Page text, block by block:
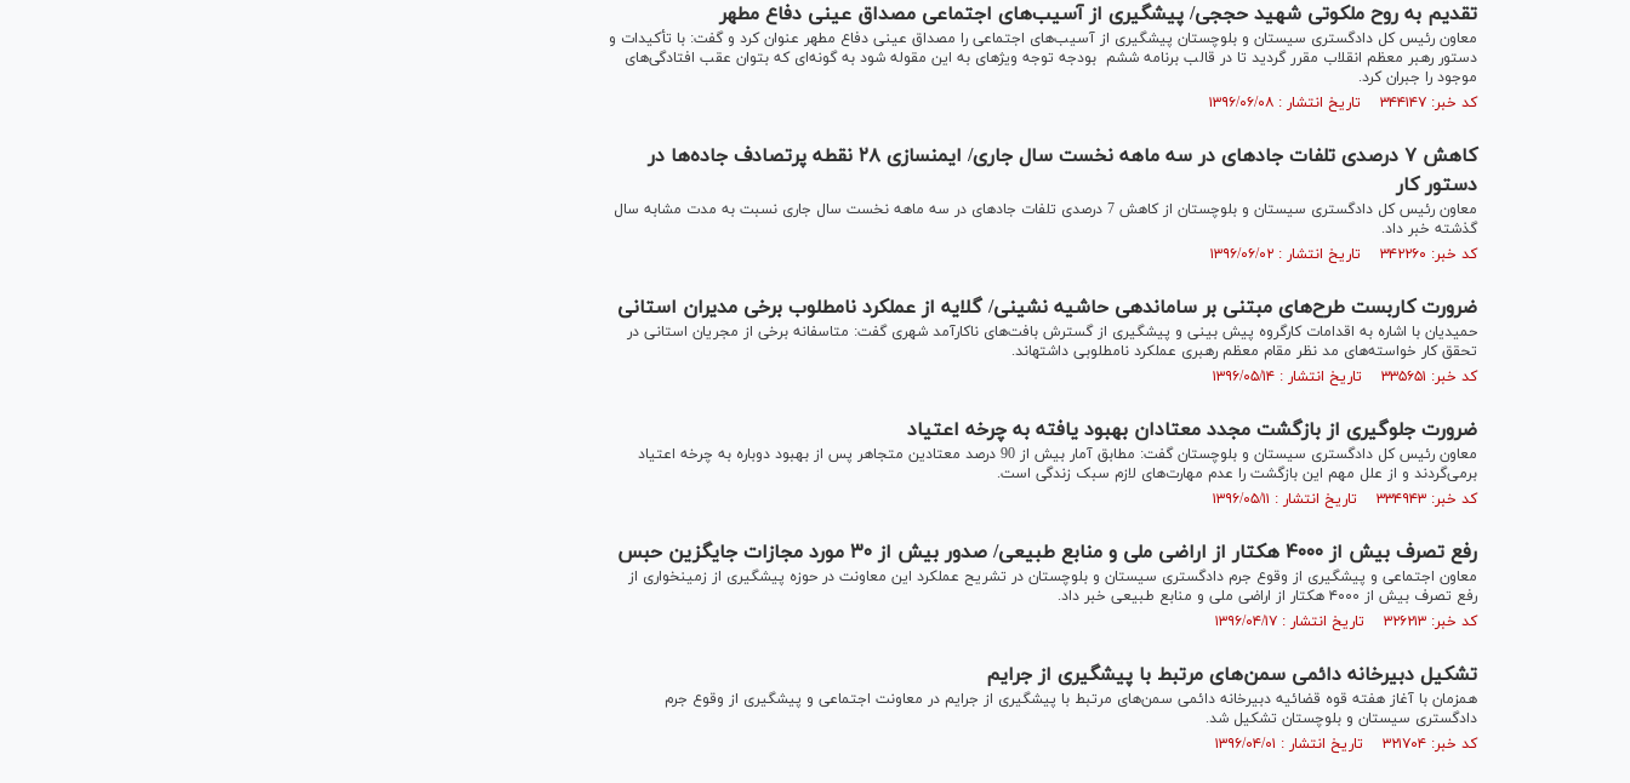
تقدیم به روح ملکوتی شهید حججی/ پیشگیری از آسیب‌های اجتماعی مصداق عینی دفاع مطهر
معاون رئیس کل دادگستری سیستان و بلوچستان پیشگیری از آسیب‌های اجتماعی را مصداق عینی دفاع مطهر عنوان کرد و گفت: با تأکیدات و
دستور رهبر معظم انقلاب مقرر گردید تا در قالب برنامه ششم بودجه توجه ویژه‎ای به این مقوله شود به گونه‌ای که بتوان عقب افتادگی‌های
موجود را جبران کرد.
کد خبر: ۳۴۴۱۴۷ تاریخ انتشار : ۱۳۹۶/۰۶/۰۸
کاهش ۷ درصدی تلفات جاده‎ای در سه ماهه نخست سال جاری/ ایمن‎سازی ۲۸ نقطه پرتصادف جاده‎‌ها در
دستور کار
معاون رئیس کل دادگستری سیستان و بلوچستان از کاهش 7 درصدی تلفات جاده‎ای در سه ماهه نخست سال جاری نسبت به مدت مشابه سال
گذشته خبر داد.
کد خبر: ۳۴۲۲۶۰ تاریخ انتشار : ۱۳۹۶/۰۶/۰۲
ضرورت کاربست طرح‌های مبتنی بر ساماندهی حاشیه نشینی/ گلایه از عملکرد نامطلوب برخی مدیران استانی
حمیدیان با اشاره به اقدامات کارگروه پیش بینی و پیشگیری از گسترش بافت‌های ناکارآمد شهری گفت: متاسفانه برخی از مجریان استانی در
تحقق کار خواسته‌های مد نظر مقام معظم رهبری عملکرد نامطلوبی داشته‎اند.
کد خبر: ۳۳۵۶۵۱ تاریخ انتشار : ۱۳۹۶/۰۵/۱۴
ضرورت جلوگیری از بازگشت مجدد معتادان بهبود یافته به چرخه اعتیاد
معاون رئیس کل دادگستری سیستان و بلوچستان گفت: مطابق آمار بیش از 90 درصد معتادین متجاهر پس از بهبود دوباره به چرخه اعتیاد
برمی‌گردند و از علل مهم این بازگشت را عدم مهارت‌های لازم سبک زندگی است.
کد خبر: ۳۳۴۹۴۳ تاریخ انتشار : ۱۳۹۶/۰۵/۱۱
رفع تصرف بیش از ۴۰۰۰ هکتار از اراضی ملی و منابع طبیعی/ صدور بيش از ٣٠ مورد مجازات جايگزين حبس
معاون اجتماعی و پیشگیری از وقوع جرم دادگستری سیستان و بلوچستان در تشریح عملکرد این معاونت در حوزه پیشگیری از زمین‎خواری از
رفع تصرف بیش از ۴۰۰۰ هکتار از اراضی ملی و منابع طبیعی خبر داد.
کد خبر: ۳۲۶۲۱۳ تاریخ انتشار : ۱۳۹۶/۰۴/۱۷
تشکیل دبیرخانه دائمی سمن‌های مرتبط با پیشگیری از جرایم
همزمان با آغاز هفته قوه قضائیه دبیرخانه دائمی سمن‌های مرتبط با پیشگیری از جرایم ‎در معاونت اجتماعی و پیشگیری از وقوع جرم
دادگستری سیستان و بلوچستان تشکیل شد.
کد خبر: ۳۲۱۷۰۴ تاریخ انتشار : ۱۳۹۶/۰۴/۰۱